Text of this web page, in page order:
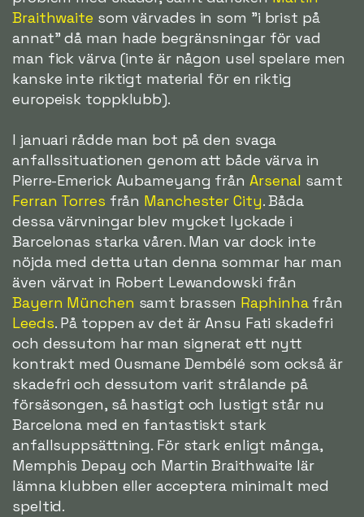
Braithwaite som värvades in som "i brist på
annat" då man hade begränsningar för vad
man fick värva (inte är någon usel spelare men
kanske inte riktigt material för en riktig
europeisk toppklubb).
I januari rådde man bot på den svaga
anfallssituationen genom att både värva in
Pierre-Emerick Aubameyang från Arsenal samt
Ferran Torres från Manchester City. Båda
dessa värvningar blev mycket lyckade i
Barcelonas starka våren. Man var dock inte
nöjda med detta utan denna sommar har man
även värvat in Robert Lewandowski från
Bayern München samt brassen Raphinhafrån
Leeds. På toppen av det är Ansu Fati skadefri
och dessutom har man signerat ett nytt
kontrakt med Ousmane Dembélé som också är
skadefri och dessutom varit strålande på
försäsongen, så hastigt och lustigt står nu
Barcelona med en fantastiskt stark
anfallsuppsättning. För stark enligt många,
Memphis Depay och Martin Braithwaite lär
lämna klubben eller acceptera minimalt med
speltid.